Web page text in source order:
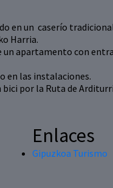
en un caserío
Harria.
un apartamento con
en las instalaciones.
por la Ruta de
Enlaces
Gipuzkoa Turismo